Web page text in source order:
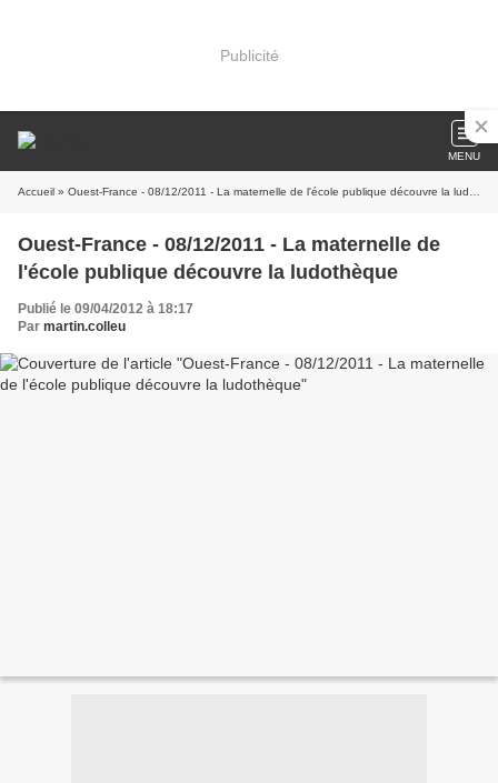
Publicité
MENU
Accueil » Ouest-France - 08/12/2011 - La maternelle de l'école publique découvre la ludothèque
Ouest-France - 08/12/2011 - La maternelle de
l'école publique découvre la ludothèque
Publié le 09/04/2012 à 18:17
Par martin.colleu